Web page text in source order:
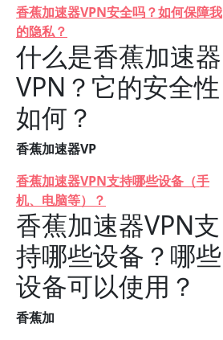
香蕉加速器VPN安全吗？如何保障我
的隐私？
什么是香蕉加速器
VPN？它的安全性
如何？
香蕉加速器VP
香蕉加速器VPN支持哪些设备（手
机、电脑等）？
香蕉加速器VPN支
持哪些设备？哪些
设备可以使用？
香蕉加